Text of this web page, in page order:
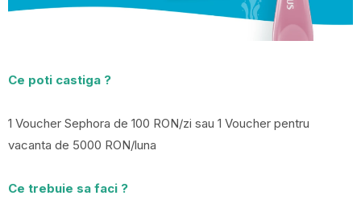
Ce poti castiga ?
1 Voucher Sephora de 100 RON/zi sau 1 Voucher pentru
vacanta de 5000 RON/luna
Ce trebuie sa faci ?